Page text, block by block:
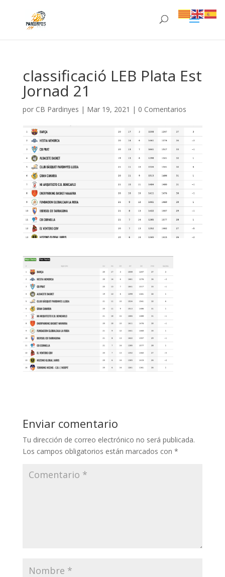
classificació LEB Plata Est
Jornad 21
por CB Pardinyes | Mar 19, 2021 | 0 Comentarios
Enviar comentario
Tu dirección de correo electrónico no será publicada.
Los campos obligatorios están marcados con *